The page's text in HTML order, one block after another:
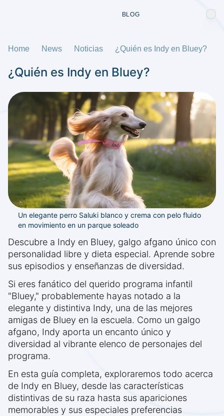
BLOG
Home News Noticias ¿Quién es Indy en Bluey?
¿Quién es Indy en Bluey?
Un elegante perro Saluki blanco y crema con pelo fluido
en movimiento en un parque soleado
Descubre a Indy en Bluey, galgo afgano único con
personalidad libre y dieta especial. Aprende sobre
sus episodios y enseñanzas de diversidad.
Si eres fanático del querido programa infantil
"Bluey," probablemente hayas notado a la
elegante y distintiva Indy, una de las mejores
amigas de Bluey en la escuela. Como un galgo
afgano, Indy aporta un encanto único y
diversidad al vibrante elenco de personajes del
programa.
En esta guía completa, exploraremos todo acerca
de Indy en Bluey, desde las características
distintivas de su raza hasta sus apariciones
memorables y sus especiales preferencias